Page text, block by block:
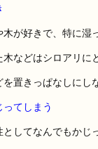
が好きで、特に湿
などはシロアリに
置きっぱなしにし
ってしまう
してなんでもかじ